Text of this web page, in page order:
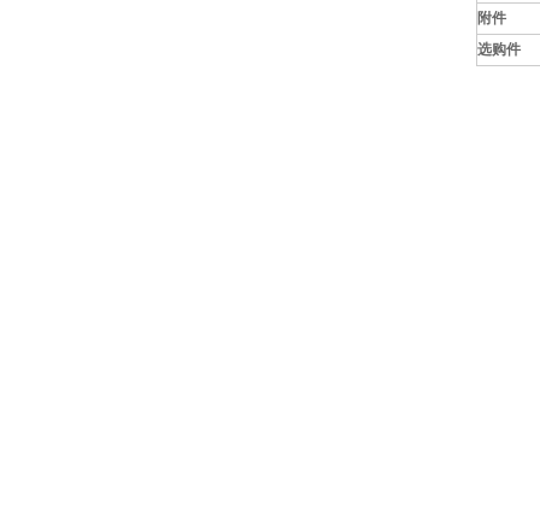
附件
选购件